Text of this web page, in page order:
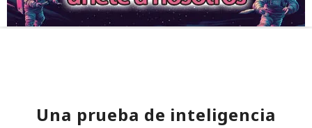
Una prueba de inteligencia